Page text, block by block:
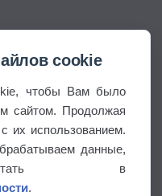
cookie
чтобы Вам было
сайтом. Продолжая
их использованием.
данные,
в
.